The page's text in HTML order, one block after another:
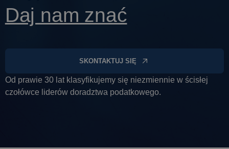
Daj nam znać
SKONTAKTUJ SIĘ
Od prawie 30 lat klasyfikujemy się niezmiennie w ścisłej
czołówce liderów doradztwa podatkowego.